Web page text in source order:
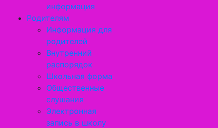
информация
Родителям
Информация для
родителей
Внутренний
распорядок
Школьная форма
Общественные
слушания
Электронная
запись в школу